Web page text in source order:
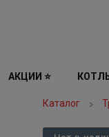
АКЦИИ ⭐
Каталог